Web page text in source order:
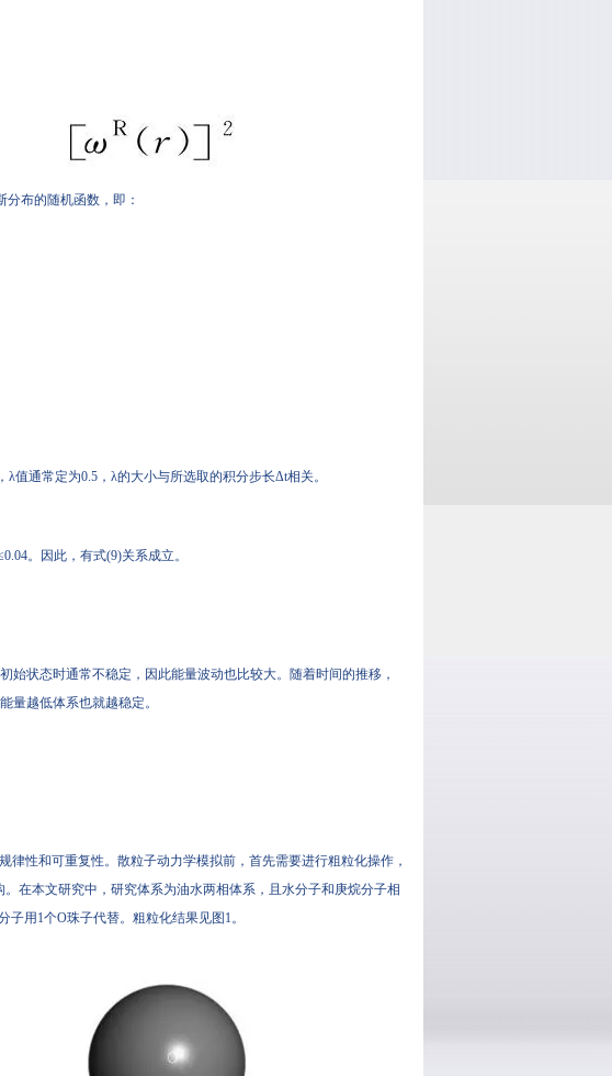
布的随机函数，即：
λ值通常定为0.5，λ的大小与所选取的积分步长Δt相关。
。因此，有式(9)关系成立。
时通常不稳定，因此能量波动也比较大。随着时间的推移，
越低体系也就越稳定。
和可重复性。散粒子动力学模拟前，首先需要进行粗粒化操作，
本文研究中，研究体系为油水两相体系，且水分子和庚烷分子相
用1个O珠子代替。粗粒化结果见图1。